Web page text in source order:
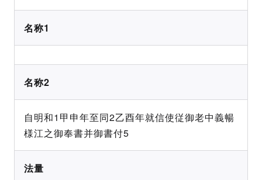
名称1
名称2
自明和1甲申年至同2乙酉年就信使従御老中義暢
様江之御奉書并御書付5
法量